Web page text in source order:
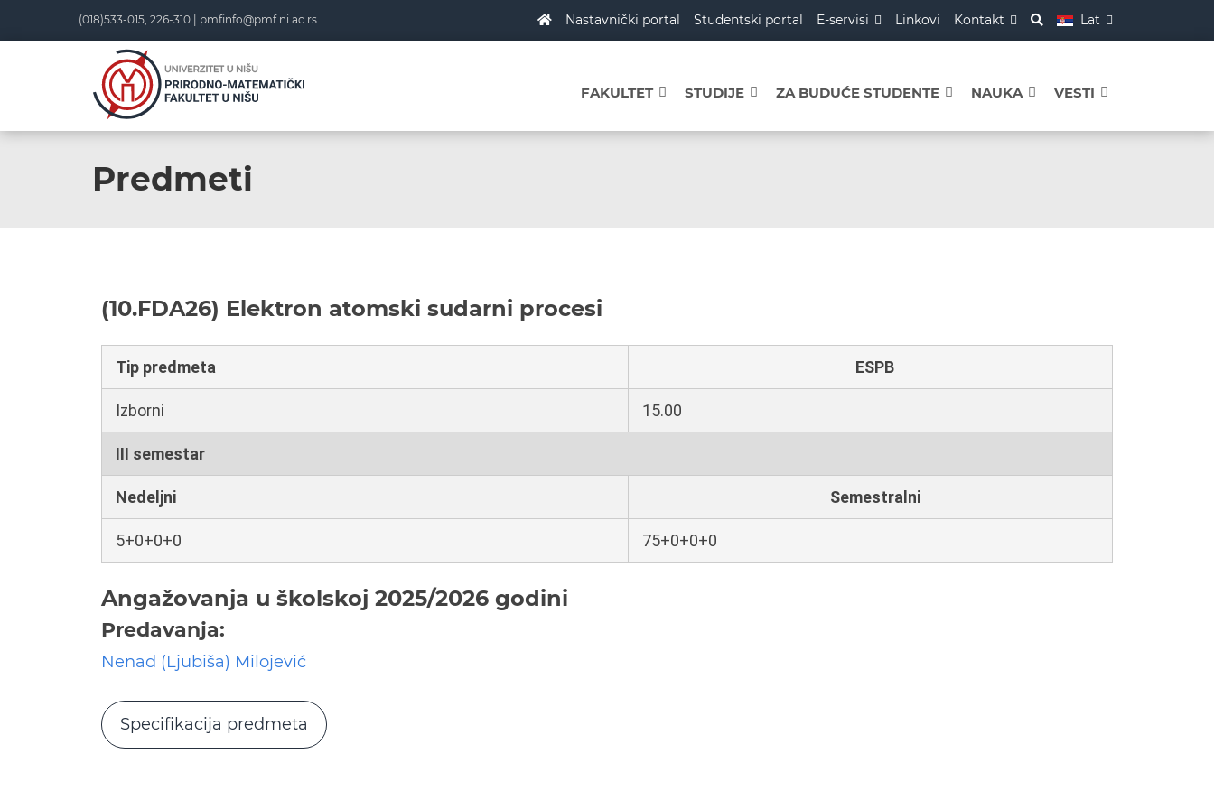
(018)533-015, 226-310 | pmfinfo@pmf.ni.ac.rs Nastavnički portal Studentski portal E-servisi Linkovi Kontakt Lat
FAKULTET STUDIJE ZA BUDUĆE STUDENTE NAUKA VESTI
Predmeti
(10.FDA26) Elektron atomski sudarni procesi
Tip predmeta ESPB
Izborni 15.00
III semestar
Nedeljni Semestralni
5+0+0+0 75+0+0+0
Angažovanja u školskoj 2025/2026 godini
Predavanja:
Nenad (Ljubiša) Milojević
Specifikacija predmeta